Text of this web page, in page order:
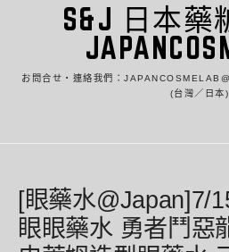
S&J 日本藥
お問合せ・連絡我們：
(台灣／日本)
[眼藥水@Japan]7/
眼眼藥水 勇者鬥惡